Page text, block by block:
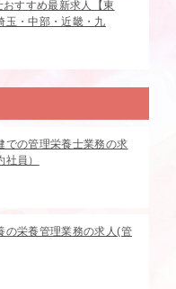
おすすめ最新求人【東
玉・中部・近畿・九
での管理栄養士業務の求
員）
の栄養管理業務の求人(管